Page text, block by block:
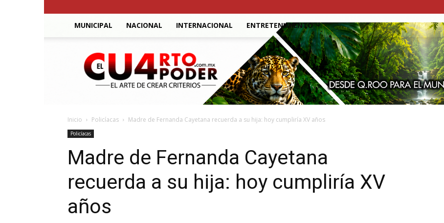
MUNICIPAL NACIONAL INTERNACIONAL ENTRETENIMIENTO
El
Cuarto
Poder
Inicio Policíacas Madre de Fernanda Cayetana recuerda a su hija: hoy cumpliría XV años
Policíacas
Madre de Fernanda Cayetana
recuerda a su hija: hoy cumpliría XV
años